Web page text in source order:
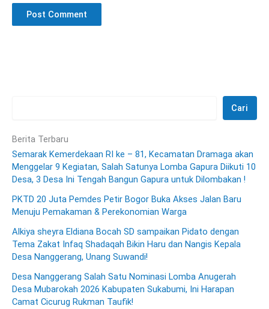
Cari
Berita Terbaru
Semarak Kemerdekaan RI ke – 81, Kecamatan Dramaga akan
Menggelar 9 Kegiatan, Salah Satunya Lomba Gapura Diikuti 10
Desa, 3 Desa Ini Tengah Bangun Gapura untuk Dilombakan !
PKTD 20 Juta Pemdes Petir Bogor Buka Akses Jalan Baru
Menuju Pemakaman & Perekonomian Warga
Alkiya sheyra Eldiana Bocah SD sampaikan Pidato dengan
Tema Zakat Infaq Shadaqah Bikin Haru dan Nangis Kepala
Desa Nanggerang, Unang Suwandi!
Desa Nanggerang Salah Satu Nominasi Lomba Anugerah
Desa Mubarokah 2026 Kabupaten Sukabumi, Ini Harapan
Camat Cicurug Rukman Taufik!